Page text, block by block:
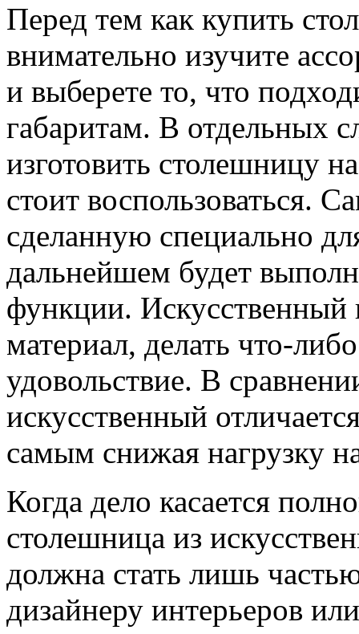
Перед тем как купить
внимательно изучите
и выберете то, что
габаритам. В отдельных
изготовить столешницу
стоит воспользоваться.
сделанную специально
дальнейшем будет
функции. Искусственный
материал, делать что-
удовольствие. В
искусственный
самым снижая нагрузку
Когда дело касается
столешница из
должна стать лишь
дизайнеру интерьеров